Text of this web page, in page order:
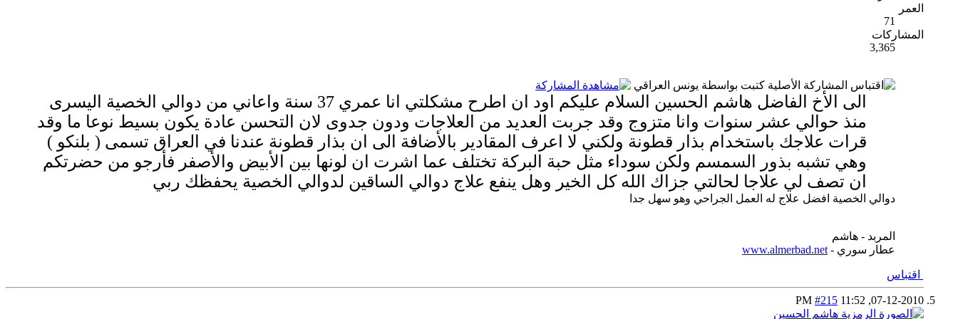
العمر
71
المشاركات
3,365
المشاركة الأصلية كتبت بواسطة يونس العراقي
الى الأخ الفاضل هاشم الحسين السلام عليكم اود ان اطرح مشكلتي انا عمري 37 سنة واعاني من دوالي الخصية اليسرى
منذ حوالي عشر سنوات وانا متزوج وقد جربت العديد من العلاجات ودون جدوى لان التحسن عادة يكون بسيط نوعا ما وقد
قرات علاجك باستخدام بذار قطونة ولكني لا اعرف المقادير بالأضافة الى ان بذار قطونة عندنا في العراق تسمى ( بلنكو )
وهي تشبه بذور السمسم ولكن سوداء مثل حبة البركة تختلف عما اشرت ان لونها بين الأبيض والأصفر فأرجو من حضرتكم
ان تصف لي علاجا لحالتي جزاك الله كل الخير وهل ينفع علاج دوالي الساقين لدوالي الخصية يحفظك ربي
دوالي الخصية افضل علاج له العمل الجراحي وهو سهل جدا
المربد - هاشم
عطار سوري - www.almerbad.net
اقتباس
07-12-2010,
11:52 PM
#215